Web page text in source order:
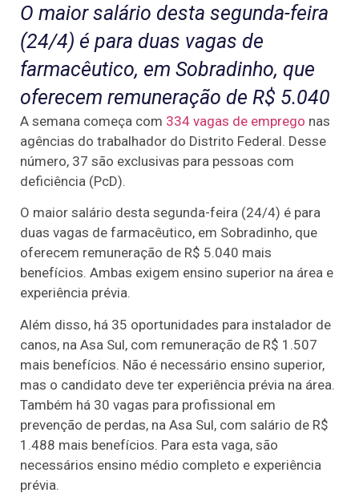
O maior salário desta segunda-feira
(24/4) é para duas vagas de
farmacêutico, em Sobradinho, que
oferecem remuneração de R$ 5.040
A semana começa com 334 vagas de emprego nas
agências do trabalhador do Distrito Federal. Desse
número, 37 são exclusivas para pessoas com
deficiência (PcD).
O maior salário desta segunda-feira (24/4) é para
duas vagas de farmacêutico, em Sobradinho, que
oferecem remuneração de R$ 5.040 mais
benefícios. Ambas exigem ensino superior na área e
experiência prévia.
Além disso, há 35 oportunidades para instalador de
canos, na Asa Sul, com remuneração de R$ 1.507
mais benefícios. Não é necessário ensino superior,
mas o candidato deve ter experiência prévia na área.
Também há 30 vagas para profissional em
prevenção de perdas, na Asa Sul, com salário de R$
1.488 mais benefícios. Para esta vaga, são
necessários ensino médio completo e experiência
prévia.